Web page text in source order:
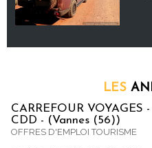
LES
CARREFOUR VOYAGES
CDD - (Vannes (56))
OFFRES D'EMPLOI TOURISME